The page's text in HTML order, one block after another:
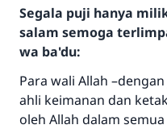
Segala puji hanya
salam semoga
wa ba'du:
Para wali Allah
ahli keimanan dan
oleh Allah dalam